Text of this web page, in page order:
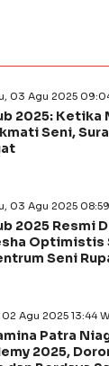
03 Agu 2025
2025: Ketika
Seni,
03 Agu 2025 08:59
2025 Resmi
Optimistis
Seni
Agu 2025 13:44
Patra
2025,